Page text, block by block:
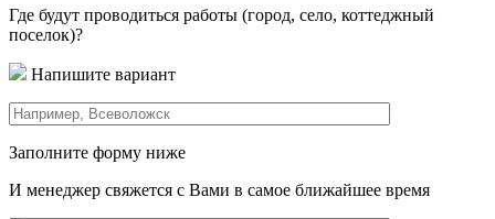
Где будут проводиться работы (город, село, коттеджный
поселок)?
Напишите вариант
Заполните форму ниже
И менеджер свяжется с Вами в самое ближайшее время